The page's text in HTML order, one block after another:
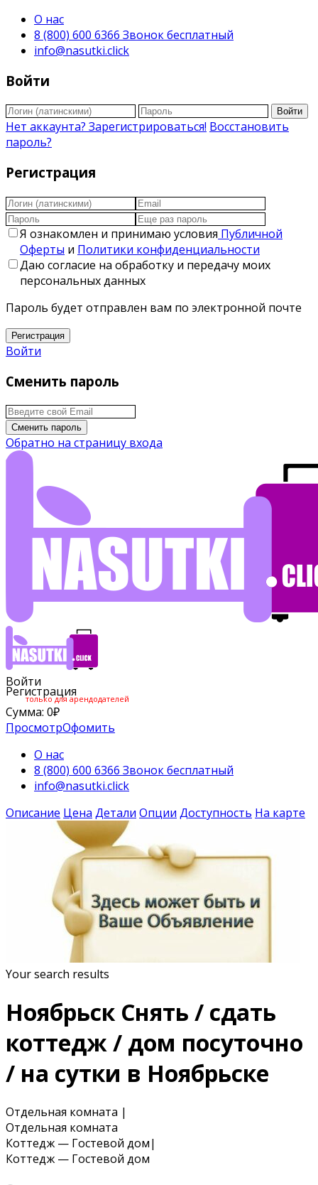
О нас
8 (800) 600 6366 Звонок бесплатный
info@nasutki.click
Войти
Войти
Нет аккаунта? Зарегистрироваться! Восстановить
пароль?
Регистрация
Я ознакомлен и принимаю условия Публичной
Оферты и Политики конфиденциальности
Даю согласие на обработку и передачу моих
персональных данных
Пароль будет отправлен вам по электронной почте
Регистрация
Войти
Сменить пароль
Сменить пароль
Обратно на страницу входа
Войти
Регистрация
только для арендодателей
Сумма: 0₽
ПросмотрОфомить
О нас
8 (800) 600 6366 Звонок бесплатный
info@nasutki.click
Описание Цена Детали Опции Доступность На карте
Your search results
Ноябрьск Снять / сдать
коттедж / дом посуточно
/ на сутки в Ноябрьске
Отдельная комната |
Отдельная комната
Коттедж — Гостевой дом|
Коттедж — Гостевой дом